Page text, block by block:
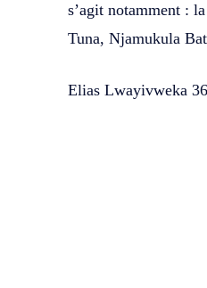
s’agit notamment :
Tuna, Njamukula
Elias Lwayivweka